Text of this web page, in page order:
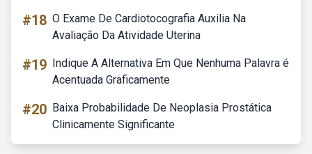
#18 O Exame De Cardiotocografia Auxilia Na
Avaliação Da Atividade Uterina
#19 Indique A Alternativa Em Que Nenhuma Palavra é
Acentuada Graficamente
#20 Baixa Probabilidade De Neoplasia Prostática
Clinicamente Significante